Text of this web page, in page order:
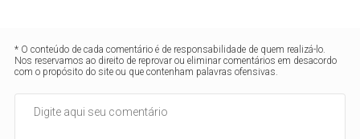
* O conteúdo de cada comentário é de responsabilidade de quem realizá-lo.
Nos reservamos ao direito de reprovar ou eliminar comentários em desacordo
com o propósito do site ou que contenham palavras ofensivas.